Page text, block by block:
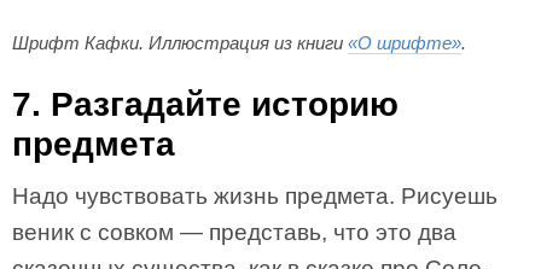
Шрифт Кафки. Иллюстрация из книги «О шрифте».
7. Разгадайте историю
предмета
Надо чувствовать жизнь предмета. Рисуешь
веник с совком — представь, что это два